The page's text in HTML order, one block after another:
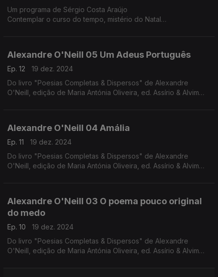
Um programa de Sérgio Costa Araújo
Contemplar o curso do tempo, mistério do Natal
pouco mais além.
Nesta jornada, debaixo de nuvens chuviscosas, os dias vão
procissões de gente mascarada, iluminadas por fogos, velas e
santos. Vamos contemplar tudo isto na privacidade do tempo
Alexandre O'Neill 05 Um Adeus Português
Ep. 12
19 dez. 2024
Do livro "Poesias Completas & Dispersos" de Alexandre
O'Neill, edição de Maria Antónia Oliveira, ed. Assírio & Alvim
Alexandre O'Neill 04 Amália
Ep. 11
19 dez. 2024
Do livro "Poesias Completas & Dispersos" de Alexandre
O'Neill, edição de Maria Antónia Oliveira, ed. Assírio & Alvim
Alexandre O'Neill 03 O poema pouco original
do medo
Ep. 10
19 dez. 2024
Do livro "Poesias Completas & Dispersos" de Alexandre
O'Neill, edição de Maria Antónia Oliveira, ed. Assírio & Alvim